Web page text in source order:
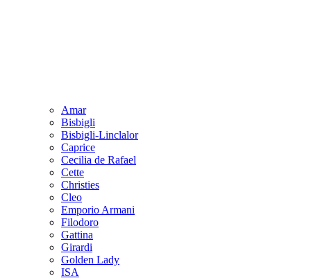
Amar
Bisbigli
Bisbigli-Linclalor
Caprice
Cecilia de Rafael
Cette
Christies
Cleo
Emporio Armani
Filodoro
Gattina
Girardi
Golden Lady
ISA